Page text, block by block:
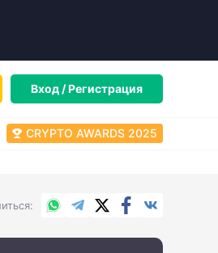
Вход /Регистрация
CRYPTO AWARDS 2025
WhatsApp
TelegramX.comFacebook